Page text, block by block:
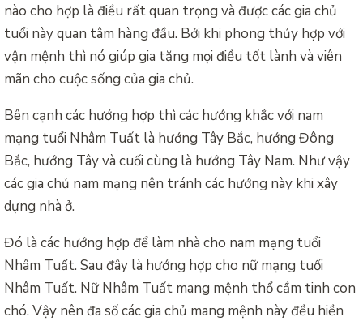
nào cho hợp là điều rất quan trọng và được các gia chủ
tuổi này quan tâm hàng đầu. Bởi khi phong thủy hợp với
vận mệnh thì nó giúp gia tăng mọi điều tốt lành và viên
mãn cho cuộc sống của gia chủ.
Bên cạnh các hướng hợp thì các hướng khắc với nam
mạng tuổi Nhâm Tuất là hướng Tây Bắc, hướng Đông
Bắc, hướng Tây và cuối cùng là hướng Tây Nam. Như vậy
các gia chủ nam mạng nên tránh các hướng này khi xây
dựng nhà ở.
Đó là các hướng hợp để làm nhà cho nam mạng tuổi
Nhâm Tuất. Sau đây là hướng hợp cho nữ mạng tuổi
Nhâm Tuất. Nữ Nhâm Tuất mang mệnh thổ cầm tinh con
chó. Vậy nên đa số các gia chủ mang mệnh này đều hiền